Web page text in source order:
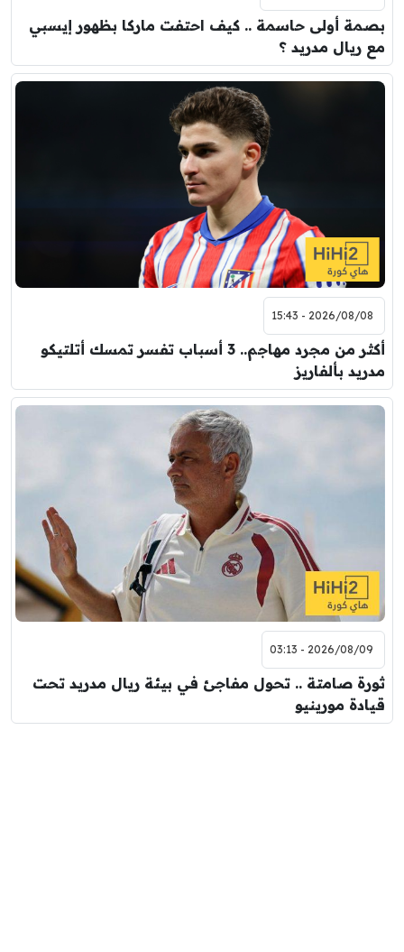
بصمة أولى حاسمة .. كيف احتفت ماركا بظهور إيسبي
مع ريال مدريد ؟
2026/08/08 - 15:43
أكثر من مجرد مهاجم.. 3 أسباب تفسر تمسك أتلتيكو
مدريد بألفاريز
2026/08/09 - 03:13
ثورة صامتة .. تحول مفاجئ في بيئة ريال مدريد تحت
قيادة مورينيو